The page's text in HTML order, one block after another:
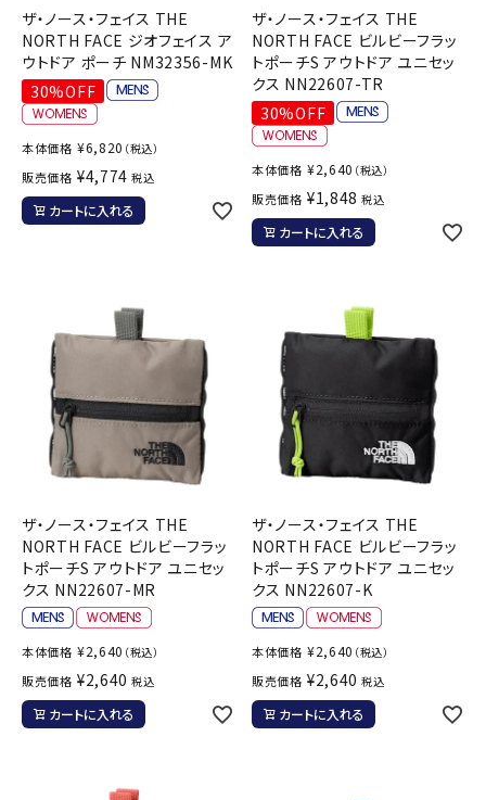
ザ・ノース・フェイス THE
NORTH FACE ジオフェイス ア
ウトドア ポーチ NM32356-MK
30%OFF
本体価格 ¥6,820 （税込）
販売価格 ¥4,774 税込
カートに入れる
ザ・ノース・フェイス THE
NORTH FACE ビルビーフラッ
トポーチS アウトドア ユニセッ
クス NN22607-TR
30%OFF
本体価格 ¥2,640 （税込）
販売価格 ¥1,848 税込
カートに入れる
ザ・ノース・フェイス THE
NORTH FACE ビルビーフラッ
トポーチS アウトドア ユニセッ
クス NN22607-MR
本体価格 ¥2,640 （税込）
販売価格 ¥2,640 税込
カートに入れる
ザ・ノース・フェイス THE
NORTH FACE ビルビーフラッ
トポーチS アウトドア ユニセッ
クス NN22607-K
本体価格 ¥2,640 （税込）
販売価格 ¥2,640 税込
カートに入れる